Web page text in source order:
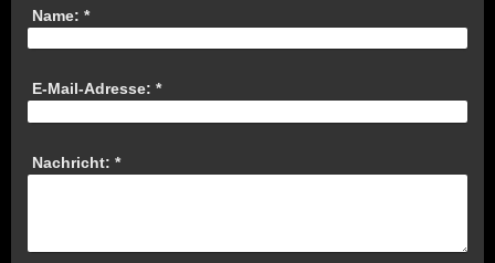
Name: *
E-Mail-Adresse: *
Nachricht: *